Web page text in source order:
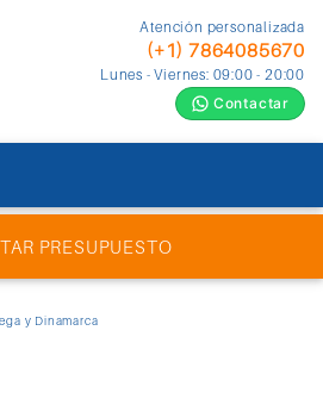
Atención personalizada
(+1) 7864085670
Lunes - Viernes: 09:00 - 20:00
Contactar
PRESUPUESTO
y Dinamarca